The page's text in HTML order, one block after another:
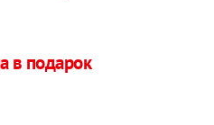
в подарок